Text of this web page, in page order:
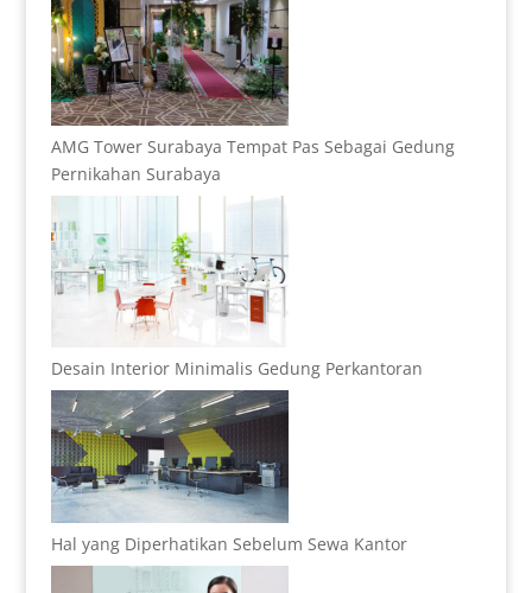
AMG Tower Surabaya Tempat Pas Sebagai Gedung
Pernikahan Surabaya
Desain Interior Minimalis Gedung Perkantoran
Hal yang Diperhatikan Sebelum Sewa Kantor